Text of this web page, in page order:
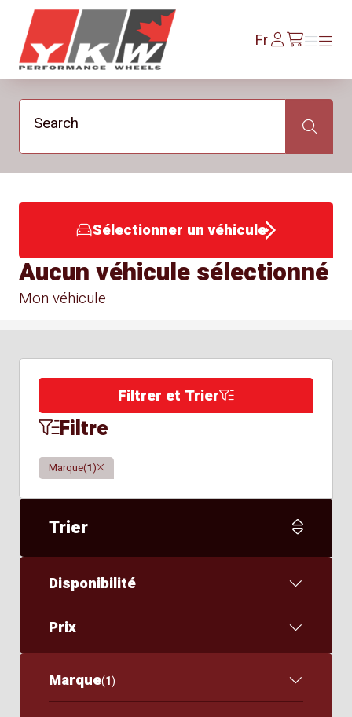
YKW Wheels
FrSe
connecter/fr/cart
Menu
Menu
Search Search
Sélectionner un véhicule
Mon véhicule
Aucun véhicule sélectionné
Filtrer et Trier
Filtre
Marque(1)Clair
Trier
Disponibilité
Prix
Marque(1)